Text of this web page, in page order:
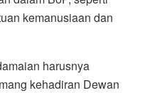
kemanusiaan dan
harusnya
kehadiran Dewan